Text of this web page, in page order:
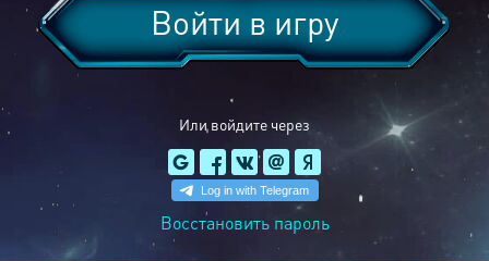
Или войдите через
Войти в игру
Восстановить пароль